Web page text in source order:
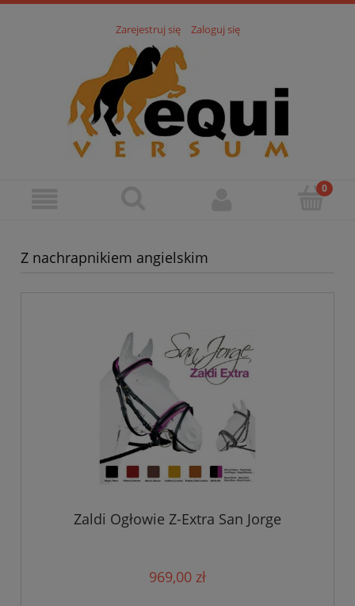
Zarejestruj się Zaloguj się
Z nachrapnikiem angielskim
Zaldi Ogłowie Z-Extra San Jorge
969,00 zł